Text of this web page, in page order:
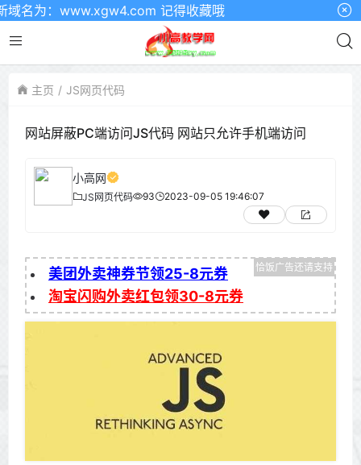
名为：www.xgw4.com 记得收藏哦
主页 JS网页代码
网站屏蔽PC端访问JS代码 网站只允许手机端访问
小高网
JS网页代码 93 2023-09-05 19:46:07
美团外卖神券节领25-8元券
淘宝闪购外卖红包领30-8元券